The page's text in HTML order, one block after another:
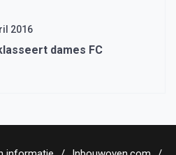
2016
dames FC